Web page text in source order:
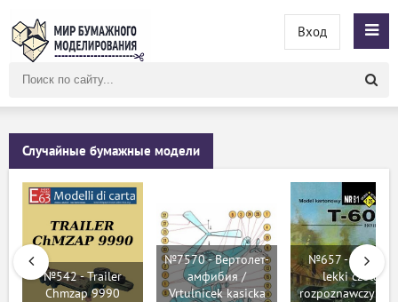
сайту
Вход
Случайные бумажные модели
№542 - Trailer
Chmzap 9990
№7570 - Вертолет-
амфибия /
Vrtulnicek kasicka
№657 - Rosyjski
lekki czołg
rozpoznawczy T-